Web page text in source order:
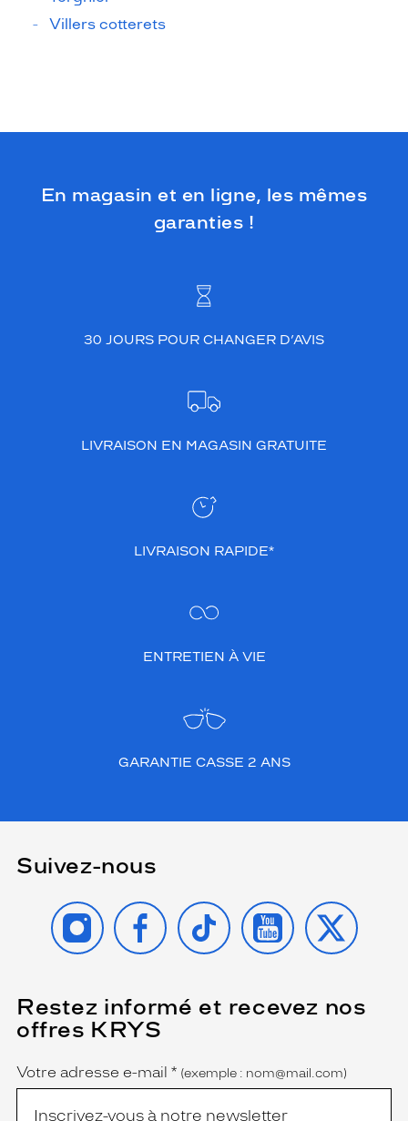
Villers cotterets
En magasin et en ligne, les mêmes
garanties !
30 JOURS POUR CHANGER D’AVIS
LIVRAISON EN MAGASIN GRATUITE
LIVRAISON RAPIDE*
ENTRETIEN À VIE
GARANTIE CASSE 2 ANS
Suivez-nous
INSTAGRAMFACEBOOK
TIKTOK YOUTUBE
X
Restez informé et recevez nos
offres KRYS
Name
Votre adresse e-mail *
(Ce
champ
est
obligatoire)
(exemple : nom@mail.com)